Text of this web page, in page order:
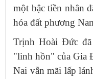
một bậc tiền nhân
hóa đất phương
Trịnh Hoài Đức
"linh hồn" của Gia
Nai vẫn mãi lấp